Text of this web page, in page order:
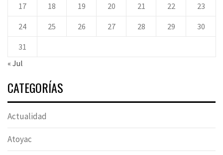
17 18 19 20 21 22 23
24 25 26 27 28 29 30
31
« Jul
CATEGORÍAS
Actualidad
Atoyac